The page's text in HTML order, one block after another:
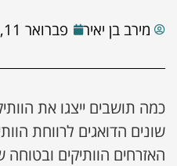
מירב בן יאיר פברואר 11, 2026
כמה תושבים ייצגו את
שונים הדואגים לרווחת
האזרחים הוותיקים